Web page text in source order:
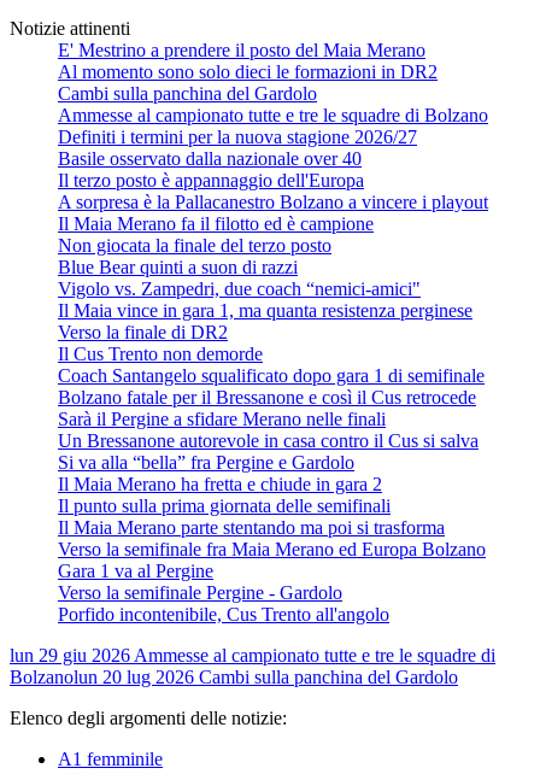
Notizie attinenti
E' Mestrino a prendere il posto del Maia Merano
Al momento sono solo dieci le formazioni in DR2
Cambi sulla panchina del Gardolo
Ammesse al campionato tutte e tre le squadre di Bolzano
Definiti i termini per la nuova stagione 2026/27
Basile osservato dalla nazionale over 40
Il terzo posto è appannaggio dell'Europa
A sorpresa è la Pallacanestro Bolzano a vincere i playout
Il Maia Merano fa il filotto ed è campione
Non giocata la finale del terzo posto
Blue Bear quinti a suon di razzi
Vigolo vs. Zampedri, due coach “nemici-amici"
Il Maia vince in gara 1, ma quanta resistenza perginese
Verso la finale di DR2
Il Cus Trento non demorde
Coach Santangelo squalificato dopo gara 1 di semifinale
Bolzano fatale per il Bressanone e così il Cus retrocede
Sarà il Pergine a sfidare Merano nelle finali
Un Bressanone autorevole in casa contro il Cus si salva
Si va alla “bella” fra Pergine e Gardolo
Il Maia Merano ha fretta e chiude in gara 2
Il punto sulla prima giornata delle semifinali
Il Maia Merano parte stentando ma poi si trasforma
Verso la semifinale fra Maia Merano ed Europa Bolzano
Gara 1 va al Pergine
Verso la semifinale Pergine - Gardolo
Porfido incontenibile, Cus Trento all'angolo
lun 29 giu 2026Ammesse al campionato tutte e tre le squadre di
Bolzanolun 20 lug 2026 Cambi sulla panchina del Gardolo
Elenco degli argomenti delle notizie:
A1 femminile